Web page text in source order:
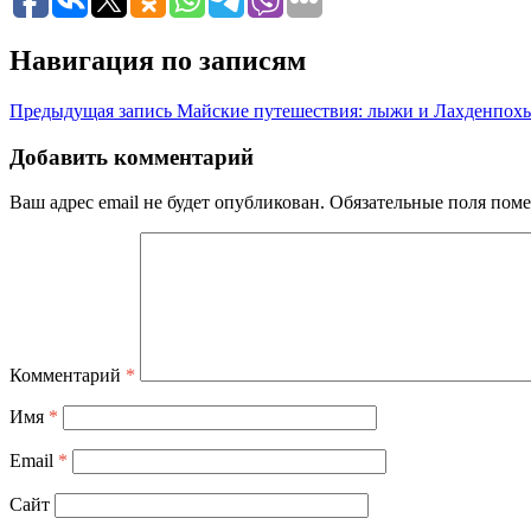
Навигация по записям
Предыдущая запись Майские путешествия: лыжи и
Добавить комментарий
Ваш адрес email не будет опубликован. Обязательные поля
Комментарий *
Имя *
Email *
Сайт